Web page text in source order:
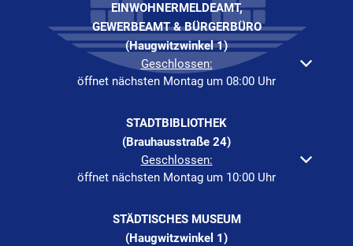
EINWOHNERMELDEAMT,
GEWERBEAMT & BÜRGERBÜRO
(Haugwitzwinkel 1)
Klicken, um weitere Öffnungs- oder Schließzeiten
Geschlossen:
öffnet nächsten Montag um 08:00 Uhr
STADTBIBLIOTHEK
(Brauhausstraße 24)
Klicken, um weitere Öffnungs- oder Schließzeiten
Geschlossen:
öffnet nächsten Montag um 10:00 Uhr
STÄDTISCHES MUSEUM
(Haugwitzwinkel 1)